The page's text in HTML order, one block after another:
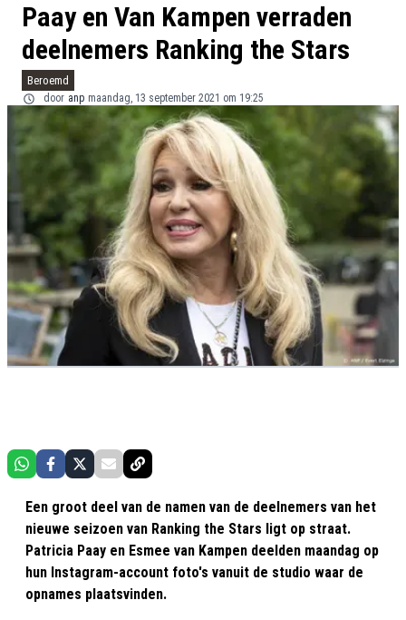
Paay en Van Kampen verraden
deelnemers Ranking the Stars
Beroemd
door anp maandag, 13 september 2021 om 19:25
Een groot deel van de namen van de deelnemers van het
nieuwe seizoen van Ranking the Stars ligt op straat.
Patricia Paay en Esmee van Kampen deelden maandag op
hun Instagram-account foto's vanuit de studio waar de
opnames plaatsvinden.